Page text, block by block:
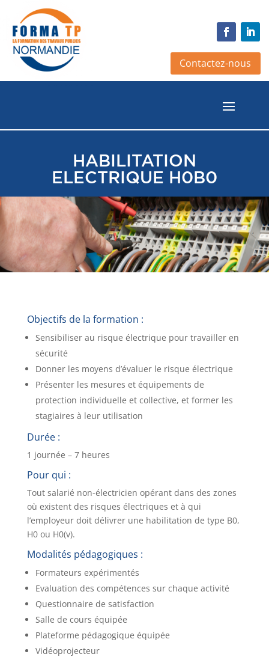
Contactez-nous
HABILITATION
ELECTRIQUE H0B0
Objectifs de la formation :
Sensibiliser au risque électrique pour travailler en
sécurité
Donner les moyens d’évaluer le risque électrique
Présenter les mesures et équipements de
protection individuelle et collective, et former les
stagiaires à leur utilisation
Durée :
1 journée – 7 heures
Pour qui :
Tout salarié non-électricien opérant dans des zones
où existent des risques électriques et à qui
l’employeur doit délivrer une habilitation de type B0,
H0 ou H0(v).
Modalités pédagogiques :
Formateurs expérimentés
Evaluation des compétences sur chaque activité
Questionnaire de satisfaction
Salle de cours équipée
Plateforme pédagogique équipée
Vidéoprojecteur